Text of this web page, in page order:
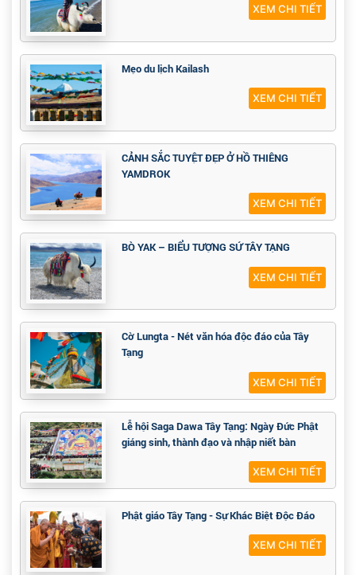
XEM CHI TIẾT
Mẹo du lịch Kailash
XEM CHI TIẾT
CẢNH SẮC TUYỆT ĐẸP Ở HỒ THIÊNG
YAMDROK
XEM CHI TIẾT
BÒ YAK – BIỂU TƯỢNG SỨ TÂY TẠNG
XEM CHI TIẾT
Cờ Lungta - Nét văn hóa độc đáo của Tây
Tạng
XEM CHI TIẾT
Lễ hội Saga Dawa Tây Tạng: Ngày Đức Phật
giáng sinh, thành đạo và nhập niết bàn
XEM CHI TIẾT
Phật giáo Tây Tạng - Sự Khác Biệt Độc Đáo
XEM CHI TIẾT